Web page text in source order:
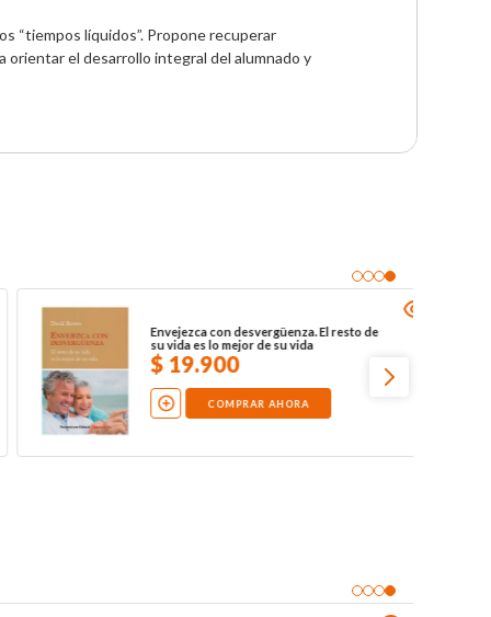
“tiempos líquidos”. Propone recuperar
el desarrollo integral del alumnado y
El viajero y su sombra
NO DISPONIBLE